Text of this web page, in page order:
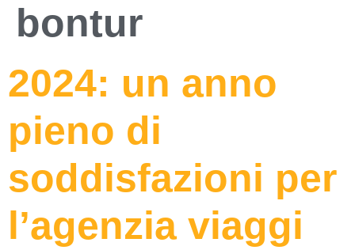
bontur
2024: un anno
pieno di
soddisfazioni per
l’agenzia viaggi